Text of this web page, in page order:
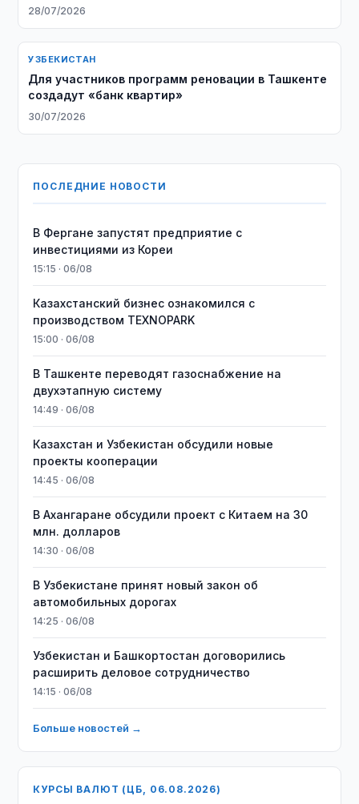
28/07/2026
УЗБЕКИСТАН
Для участников программ реновации в Ташкенте
создадут «банк квартир»
30/07/2026
ПОСЛЕДНИЕ НОВОСТИ
В Фергане запустят предприятие с
инвестициями из Кореи
15:15 · 06/08
Казахстанский бизнес ознакомился с
производством TEXNOPARK
15:00 · 06/08
В Ташкенте переводят газоснабжение на
двухэтапную систему
14:49 · 06/08
Казахстан и Узбекистан обсудили новые
проекты кооперации
14:45 · 06/08
В Ахангаране обсудили проект с Китаем на 30
млн. долларов
14:30 · 06/08
В Узбекистане принят новый закон об
автомобильных дорогах
14:25 · 06/08
Узбекистан и Башкортостан договорились
расширить деловое сотрудничество
14:15 · 06/08
Больше новостей →
КУРСЫ ВАЛЮТ (ЦБ, 06.08.2026)